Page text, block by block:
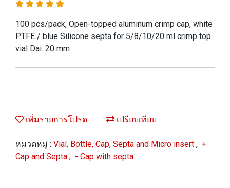
100 pcs/pack, Open-topped aluminum crimp cap, white
PTFE / blue Silicone septa for 5/8/10/20 ml crimp top
vial Dai. 20 mm
เพิ่มรายการโปรด เปรียบเทียบ
หมวดหมู่ : Vial, Bottle, Cap, Septa and Micro insert , +
Cap and Septa , - Cap with septa